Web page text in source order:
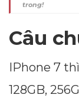
trong!
Câu
IPhone 7
128GB,